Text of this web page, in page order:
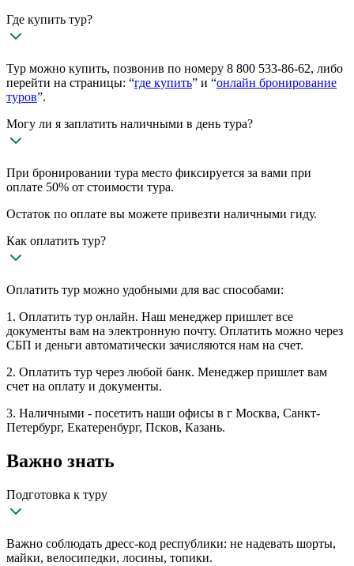
Где купить тур?
Тур можно купить, позвонив по номеру 8 800 533-86-62, либо
перейти на страницы: “где купить” и “онлайн бронирование
туров”.
Могу ли я заплатить наличными в день тура?
При бронировании тура место фиксируется за вами при
оплате 50% от стоимости тура.
Остаток по оплате вы можете привезти наличными гиду.
Как оплатить тур?
Оплатить тур можно удобными для вас способами:
1. Оплатить тур онлайн. Наш менеджер пришлет все
документы вам на электронную почту. Оплатить можно через
СБП и деньги автоматически зачисляются нам на счет.
2. Оплатить тур через любой банк. Менеджер пришлет вам
счет на оплату и документы.
3. Наличными - посетить наши офисы в г Москва, Санкт-
Петербург, Екатеренбург, Псков, Казань.
Важно знать
Подготовка к туру
Важно соблюдать дресс-код республики: не надевать шорты,
майки, велосипедки, лосины, топики.